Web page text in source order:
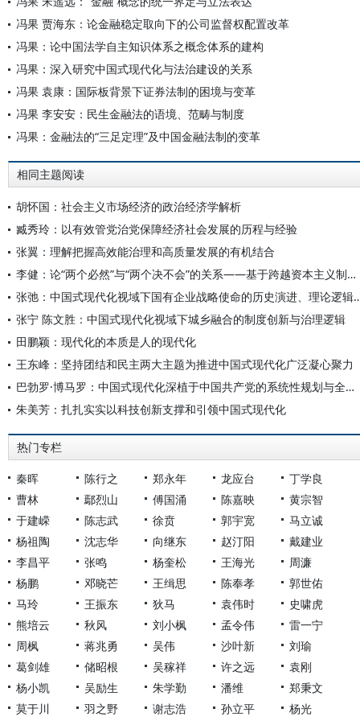
冯果 贾海东：论金融稳定取向下的公司监督权配置改革
冯果：论中国法学自主知识体系之概念体系的建构
冯果：深入研究中国式现代化与法治建设的关系
冯果 袁康：国际板背景下证券法制的困境与变革
冯果 李安安：民生金融法的语境、范畴与制度
冯果：金融法的“三足定理”及中国金融法制的变革
相同主题阅读
胡怀国：社会主义市场经济的政治经济学解析
臧秀玲：以有效管党治党保障经济社会发展的历程与经验
张翼：理解把握高效能治理和高质量发展的有机结合
李健：论“两个必然”与“两个决不会”的关系——基于跨越资本主义制度“卡夫丁峡谷”设想的反思
张弛：中国式现代化视域下国有
张宁 陈文胜：中国式现代化视域下城乡融合的制度创新与治理逻辑
田鹏颖：现代化的本质是人的现代化
王东峰：坚持团结和民主两大主题为推进中国式现代化广泛凝心聚力
巴勃罗·博马罗：中国式现代化深植于中国共产党的系统性规划与全方位治理实践
朱美芳：扎扎实实以科技创新支撑和引领中国式现代化
热门专栏
秦晖 陈行之 郑永年 龙应台
丁学良
曹林
鄢烈山 傅国涌 陈嘉映
黄宗智
于建嵘
陈志武 徐贲 郭宇宽
马立诚
杨祖陶
沈志华 向继东 赵汀阳
戴建业
李昌平
张鸣 杨奎松 王海光
周濂
杨鹏
邓晓芒 王缉思 陈奉孝
郭世佑
马玲
王振东 狄马 袁伟时
史啸虎
熊培云
秋风 刘小枫 孟令伟
雷一宁
周枫
蒋兆勇 吴伟 沙叶新
刘瑜
葛剑雄
储昭根 吴稼祥 许之远
袁刚
杨小凯
吴励生 朱学勤 潘维
郑秉文
莫于川
羽之野 谢志浩 孙立平 杨光